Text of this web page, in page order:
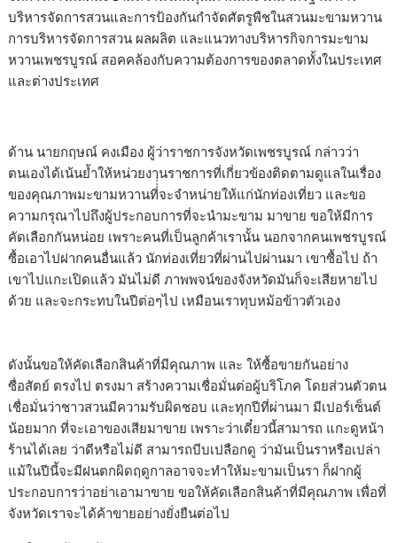
บริหารจัดการสวนและการป้องกันกำจัดศัตรูพืชในสวนมะขามหวาน
การบริหารจัดการสวน ผลผลิต และแนวทางบริหารกิจการมะขาม
หวานเพชรบูรณ์ สอคคล้องกับความต้องการของตลาดทั้งในประเทศ
และต่างประเทศ
ด้าน นายกฤษณ์ คงเมือง ผู้ว่าราชการจังหวัดเพชรบูรณ์ กล่าวว่า
ตนเองได้เน้นย้ำให้หน่วยงานราชการที่เกี่ยวข้องติดตามดูแลในเรื่อง
ของคุณภาพมะขามหวานที่่่่จะจำหน่ายให้แก่นักท่องเที่ยว และขอ
ความกรุณาไปถึงผู้ประกอบการที่จะนำมะขาม มาขาย ขอให้มีการ
คัดเลือกกันหน่อย เพราะคนที่เป็นลูกค้าเรานั้น นอกจากคนเพชรบูรณ์
ซื้อเอาไปฝากคนอื่นแล้ว นักท่องเที่ยวที่ผ่านไปผ่านมา เขาซื้อไป ถ้า
เขาไปแกะเปิดแล้ว มันไม่ดี ภาพพจน์ของจังหวัดมันก็จะเสียหายไป
ด้วย และจะกระทบในปีต่อๆไป เหมือนเราทุบหม้อข้าวตัวเอง
ดังนั้นขอให้คัดเลือกสินค้าที่มีคุณภาพ และ ให้ซื้อขายกันอย่าง
ซื่อสัตย์ ตรงไป ตรงมา สร้างความเชื่อมั่นต่อผู้บริโภค โดยส่วนตัวตน
เชื่อมั่นว่าชาวสวนมีความรับผิดชอบ และทุกปีที่ผ่านมา มีเปอร์เซ็นต์
น้อยมาก ที่จะเอาของเสียมาขาย เพราะว่าเดี๋ยวนี้สามารถ แกะดูหน้า
ร้านได้เลย ว่าดีหรือไม่ดี สามารถบีบเปลือกดู ว่ามันเป็นราหรือเปล่า
แม้ในปีนี้จะมีฝนตกผิดฤดูกาลอาจจะทำให้มะขามเป็นรา ก็ฝากผู้
ประกอบการว่าอย่าเอามาขาย ขอให้คัดเลือกสินค้าที่มีคุณภาพ เพื่อที่
จังหวัดเราจะได้ค้าขายอย่างยั่งยืนต่อไป